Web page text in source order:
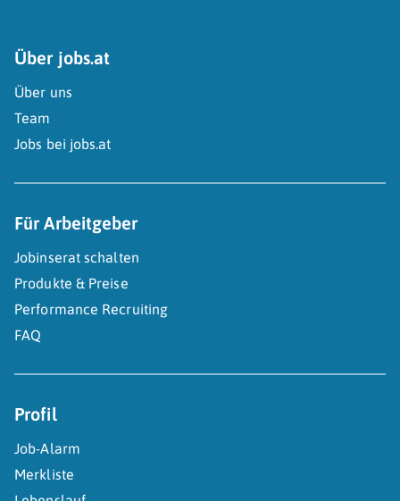
Über jobs.at
Über uns
Team
Jobs bei jobs.at
Für Arbeitgeber
Jobinserat schalten
Produkte & Preise
Performance Recruiting
FAQ
Profil
Job-Alarm
Merkliste